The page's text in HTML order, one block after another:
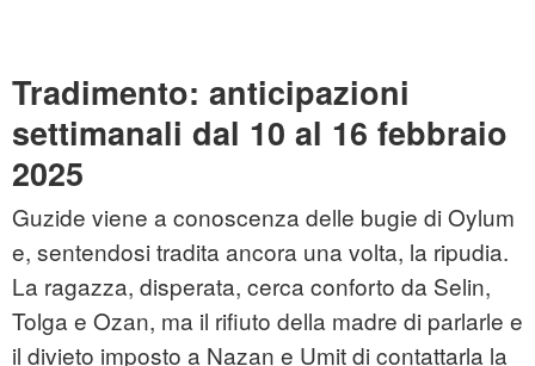
Tradimento: anticipazioni
settimanali dal 10 al 16 febbraio
2025
Guzide viene a conoscenza delle bugie di Oylum
e, sentendosi tradita ancora una volta, la ripudia.
La ragazza, disperata, cerca conforto da Selin,
Tolga e Ozan, ma il rifiuto della madre di parlarle e
il divieto imposto a Nazan e Umit di contattarla la